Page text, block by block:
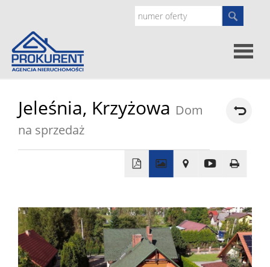
główna
prawne
O
nas
Zgłoś
Jeleśnia, Krzyżowa Dom
na sprzedaż
−